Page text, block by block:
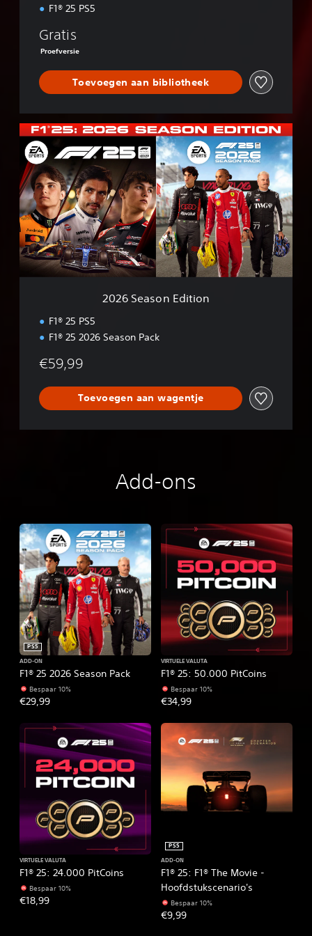
F1® 25 PS5
Gratis
Proefversie
Toevoegen aan bibliotheek
2
6
S
e
a
s
o
n
E
d
2026 Season Edition
F1® 25 PS5
F1® 25 2026 Season Pack
€59,99
Toevoegen aan wagentje
Add-ons
F1® 25 2026 Season Pack
PS5
ADD-ON
Bespaar 10%
€29,99
F1® 25: 50.000 PitCoins
VIRTUELE VALUTA
Bespaar 10%
€34,99
F1® 25: 24.000 PitCoins
VIRTUELE VALUTA
Bespaar 10%
€18,99
F1® 25: F1® The Movie -
Hoofdstukscenario's
PS5
ADD-ON
Bespaar 10%
€9,99